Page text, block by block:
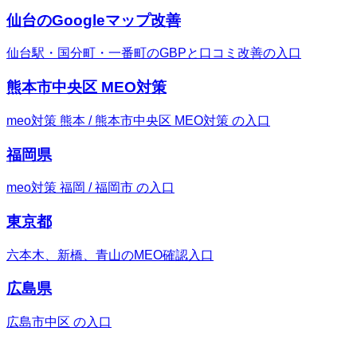
仙台のGoogleマップ改善
仙台駅・国分町・一番町のGBPと口コミ改善の入口
熊本市中央区 MEO対策
meo対策 熊本 / 熊本市中央区 MEO対策 の入口
福岡県
meo対策 福岡 / 福岡市 の入口
東京都
六本木、新橋、青山のMEO確認入口
広島県
広島市中区 の入口